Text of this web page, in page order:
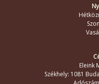
Eleink
Székhely: 1081